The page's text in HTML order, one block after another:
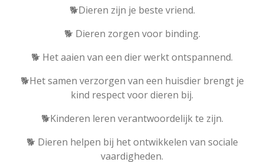
🐕Dieren zijn je beste vriend.
🐕 Dieren zorgen voor binding.
🐕 Het aaien van een dier werkt ontspannend.
🐕Het samen verzorgen van een huisdier brengt je
kind respect voor dieren bij.
🐕Kinderen leren verantwoordelijk te zijn.
🐕 Dieren helpen bij het ontwikkelen van sociale
vaardigheden.